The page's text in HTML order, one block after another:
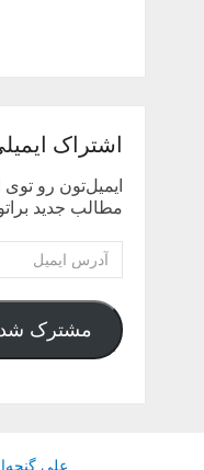
اشتراک
ایمیل‌تون رو توی
مطالب جدید
آدرس
ایمیل
مشترک
علی